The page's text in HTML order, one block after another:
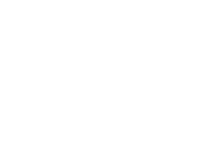
DAL
3 (DELOS) DI
DISTROFIA